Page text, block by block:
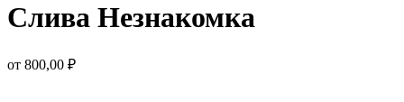
Слива Незнакомка
от 800,00 ₽